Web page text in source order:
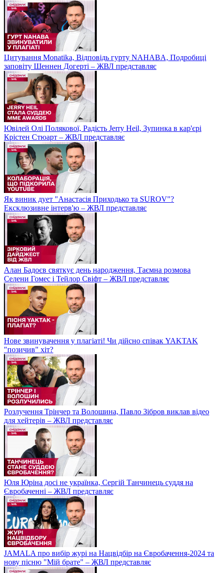
Цитування Monatikа, Відповідь гурту NAHABA, Подробиці
заповіту Шеннен Догерті – ЖВЛ представляє
Ювілей Олі Полякової, Радість Jerry Heil, Зупинка в кар'єрі
Крістен Стюарт – ЖВЛ представляє
Як виник дует "Анастасія Приходько та SUROV"?
Ексклюзивне інтерв'ю – ЖВЛ представляє
Алан Бадоєв святкує день народження, Таємна розмова
Селени Гомес і Тейлор Свіфт – ЖВЛ представляє
Нове звинувачення у плагіаті! Чи дійсно співак YAKTAK
"позичив" хіт?
Розлучення Трінчер та Волошина, Павло Зібров виклав відео
для хейтерів – ЖВЛ представляє
Юля Юріна досі не українка, Сергій Танчинець суддя на
Євробаченні – ЖВЛ представляє
JAMALA про вибір журі на Нацвідбір на Євробачення-2024 та
нову пісню "Мій брате" – ЖВЛ представляє